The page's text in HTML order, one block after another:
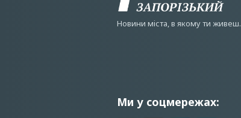
Новини мiста, в якому ти живеш.
Ми у соцмережах: